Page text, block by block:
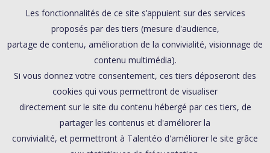
Les fonctionnalités de ce site s’appuient sur des services
proposés par des tiers (mesure d'audience,
partage de contenu, amélioration de la convivialité, visionnage de
contenu multimédia).
Si vous donnez votre consentement, ces tiers déposeront des
cookies qui vous permettront de visualiser
directement sur le site du contenu hébergé par ces tiers, de
partager les contenus et d'améliorer la
convivialité, et permettront à Talentéo d'améliorer le site grâce